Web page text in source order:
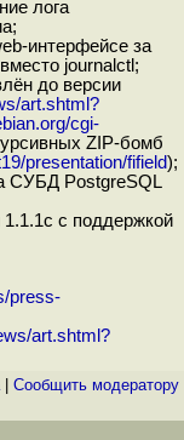
лога
интерфейсе за
journalctl;
до версии
art.shtml?
cgi-
ZIP-бомб
presentation/fifield);
СУБД PostgreSQL
с поддержкой
press-
art.shtml?
| Cообщить модератору